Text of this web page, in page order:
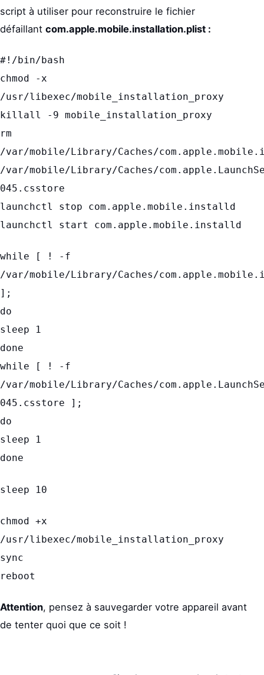
script à utiliser pour reconstruire le fichier
défaillant com.apple.mobile.installation.plist :
#!/bin/bash
chmod -x
/usr/libexec/mobile_installation_proxy
killall -9 mobile_installation_proxy
rm
/var/mobile/Library/Caches/
/var/mobile/Library/Caches/
045.csstore
launchctl stop com.apple.mobile.installd
launchctl start com.apple.mobile.installd
while [ ! -f
/var/mobile/Library/Caches/
];
do
sleep 1
done
while [ ! -f
/var/mobile/Library/Caches/
045.csstore ];
do
sleep 1
done
sleep 10
chmod +x
/usr/libexec/mobile_installation_proxy
sync
reboot
Attention, pensez à sauvegarder votre appareil avant
de tenter quoi que ce soit !